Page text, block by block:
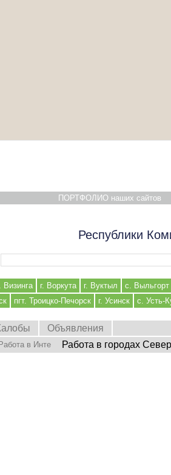
ПОРТФОЛИО наших сайтов
Республики
Визинга г. Воркута г. Вуктыл с. Выльгорт
пгт. Троицко-Печорск г. Усинск с. Усть-
Объявления
Работа в Инте Работа в городах